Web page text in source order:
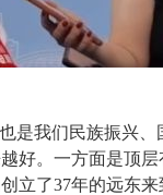
是我们民族振兴、
好。一方面是顶层
立了37年的远东来